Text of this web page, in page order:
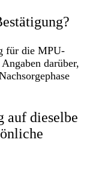
für die MPU-
darüber,
auf dieselbe